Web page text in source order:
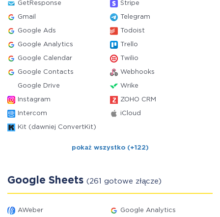
GetResponse Stripe
Gmail Telegram
Google Ads Todoist
Google Analytics Trello
Google Calendar Twilio
Google Contacts Webhooks
Google Drive Wrike
Instagram ZOHO CRM
Intercom iCloud
Kit (dawniej ConvertKit)
pokaż wszystko (+122)
Google Sheets (261 gotowe złącze)
AWeber Google Analytics